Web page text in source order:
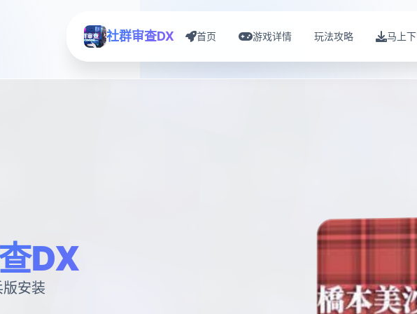
社群审查DX 首页 游戏详情 玩法攻略 马上
DX
安装